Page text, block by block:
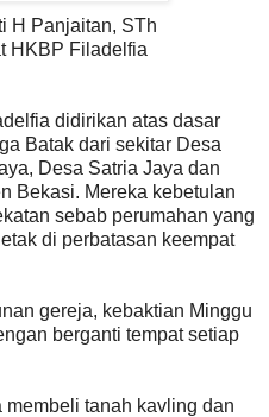
H Panjaitan, STh
HKBP Filadelfia
didirikan atas dasar
Batak dari sekitar Desa
Desa Satria Jaya dan
Bekasi. Mereka kebetulan
sebab perumahan yang
di perbatasan keempat
gereja, kebaktian Minggu
berganti tempat setiap
tanah kavling dan